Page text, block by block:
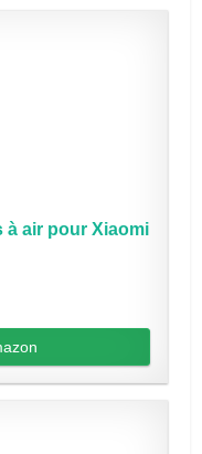
à air pour Xiaomi